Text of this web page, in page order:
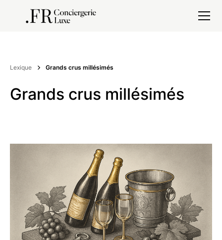
Lexique Grands crus millésimés
Grands crus millésimés